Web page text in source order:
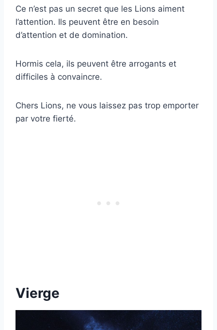
Ce n’est pas un secret que les Lions aiment
l’attention. Ils peuvent être en besoin
d’attention et de domination.
Hormis cela, ils peuvent être arrogants et
difficiles à convaincre.
Chers Lions, ne vous laissez pas trop emporter
par votre fierté.
Vierge